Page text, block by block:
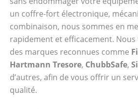
un coffre-fort électronique,
combinaison, nous sommes en
rapidement et efficacement. Nous
des marques reconnues comme
Hartmann Tresore, ChubbSafe,
d’autres, afin de vous offrir un
qualité.